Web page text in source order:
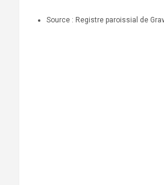
Source : Registre paroissial de